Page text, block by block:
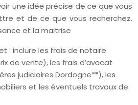
une idée précise de ce que vous
et de ce que vous recherchez.
et la maitrise
: inclure les frais de notaire
de vente), les frais d’avocat
judiciaires Dordogne**), les
et les éventuels travaux de